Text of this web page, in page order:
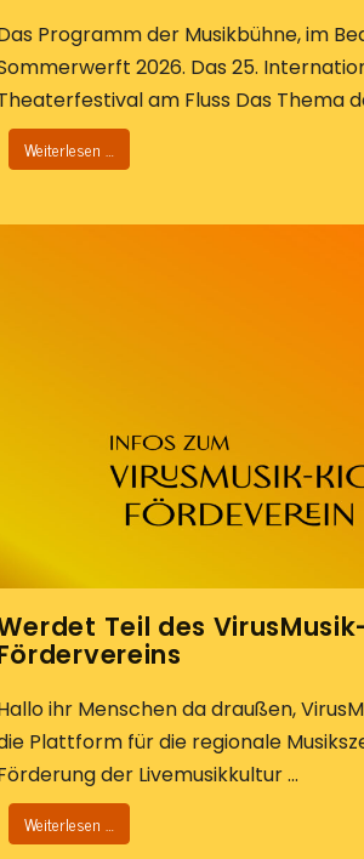
Programm der Musikbühne, im
2026. Das 25.
am Fluss Das Thema
Weiterlesen …
Teil des
ihr Menschen da draußen,
Plattform für die regionale
der Livemusikkultur ...
Weiterlesen …